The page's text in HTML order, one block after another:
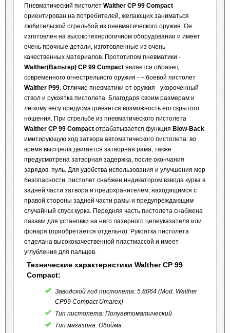
Пневматический пистолет Walther CP 99 Сompact
ориентирован на потребителей, желающих заниматься
любительской стрельбой из пневматического оружия. Он
изготовлен на высокотехнологичном оборудовании и имеет
очень прочные детали, изготовленные из очень
качественных материалов. Прототипом пневматики -
Walther(Вальтер) CP 99 Сompact является образец
современного огнестрельного оружия - – боевой пистолет
Walther P99. Отличие пневматики от оружия - укороченный
ствол и рукоятка пистолета. Благодаря своим размерам и
легкому весу предусматривается возможность его скрытого
ношения. При стрельбе из пневматического пистолета
Walther CP 99 Compact отрабатывается функция Blow-Back
имитирующую ход затвора автоматического пистолета: во
время выстрела двигается затворная рама, также
предусмотрена затворная задержка, после окончания
зарядов. пуль. Для удобства использования и улучшения мер
безопасности, пистолет снабжен индикатором взвода курка в
задней части затвора и предохранителем, находящимся с
правой стороны задней части рамы и предупреждающим
случайный спуск курка. Передняя часть пистолета снабжена
пазами для установки на него лазерного целеуказателя или
фонаря (приобретается отдельно). Рукоятка пистолета
отделана высококачественной пластмассой и имеет
углубления для пальцев.
Технические характеристики Walther CP 99
Сompact:
Заводской код пистолета: 5.8064 (Mod. Walther
CP99 Compact Umarex)
Тип пистолета: Полуавтоматический
Тип магазина: Обойма